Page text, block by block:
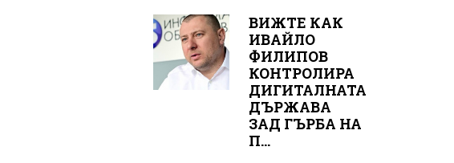
ВИЖТЕ КАК
ИВАЙЛО
ФИЛИПОВ
КОНТРОЛИРА
ДИГИТАЛНАТА
ДЪРЖАВА
ЗАД ГЪРБА НА
П...